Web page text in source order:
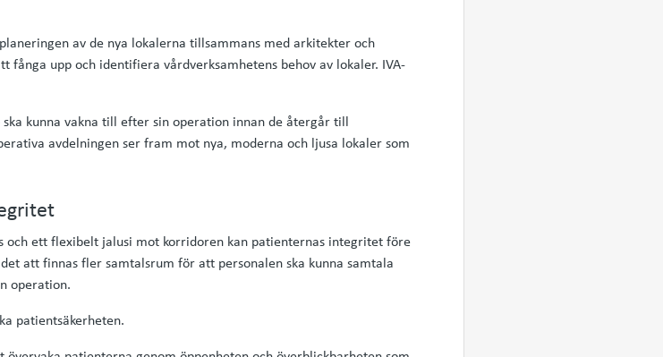
av de nya lokalerna tillsammans med arkitekter och
upp och identifiera vårdverksamhetens behov av lokaler. IVA-
kunna vakna till efter sin operation innan de återgår till
avdelningen ser fram mot nya, moderna och ljusa lokaler som
och ett flexibelt jalusi mot korridoren kan patienternas integritet före
att finnas fler samtalsrum för att personalen ska kunna samtala
operation.
patientsäkerheten.